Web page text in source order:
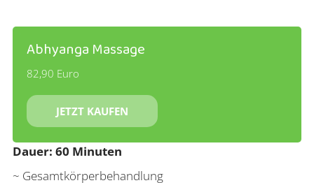
Abhyanga Massage
82,90 Euro
JETZT KAUFEN
Dauer: 60 Minuten
~ Gesamtkörperbehandlung